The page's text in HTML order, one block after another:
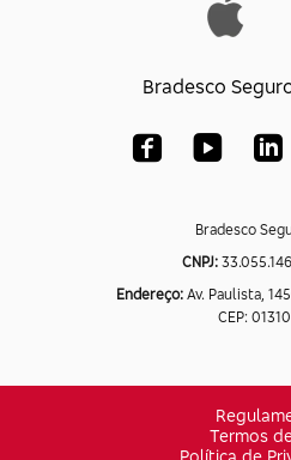
Bradesco
Bradesco
CNPJ:
Endereço: Av. Paulista,
CEP:
Termos